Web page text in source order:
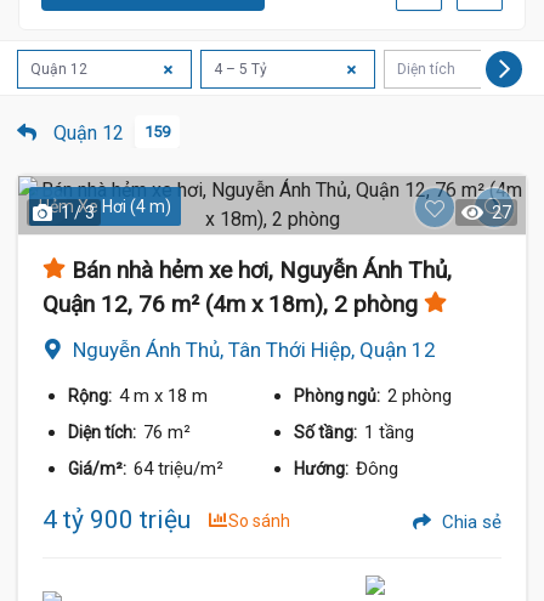
4.89 Tỷ
Tỷ
Quận 12 4 – 5 Tỷ Diện tích
Quận 12 159
Hẻm Xe Hơi (4 m)
1 / 3 27
Bán nhà hẻm xe hơi, Nguyễn Ánh Thủ,
Quận 12, 76 m² (4m x 18m), 2 phòng
Nguyễn Ánh Thủ, Tân Thới Hiệp, Quận 12
Rộng: 4 m x 18 m Phòng ngủ: 2 phòng
Diện tích: 76 m² Số tầng: 1 tầng
Giá/m²: 64 triệu/m² Hướng: Đông
4 tỷ 900 triệu So sánh Chia sẻ